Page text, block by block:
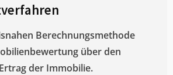
Berechnungsmethode
über den
der Immobilie.